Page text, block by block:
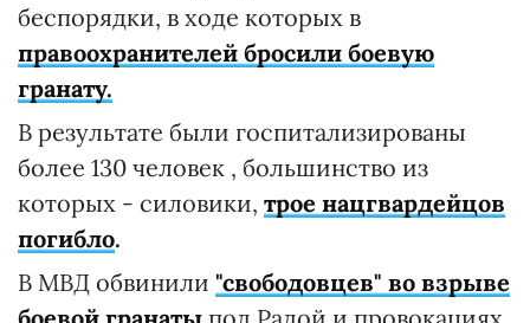
беспорядки, в ходе которых в
правоохранителей бросили боевую
гранату.
В результате были госпитализированы
более 130 человек , большинство из
которых - силовики, трое нацгвардейцов
погибло.
В МВД обвинили "свободовцев" во взрыве
боевой гранаты под Радой и провокациях.